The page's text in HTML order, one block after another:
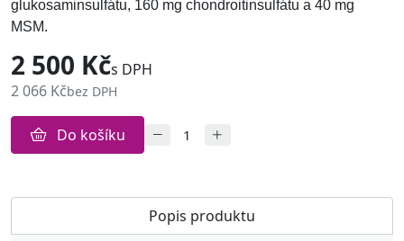
glukosaminsulfátu, 160 mg chondroitinsulfátu a 40 mg
MSM.
2 500 Kčs DPH
2 066 Kčbez DPH
Do košíku
Popis produktu